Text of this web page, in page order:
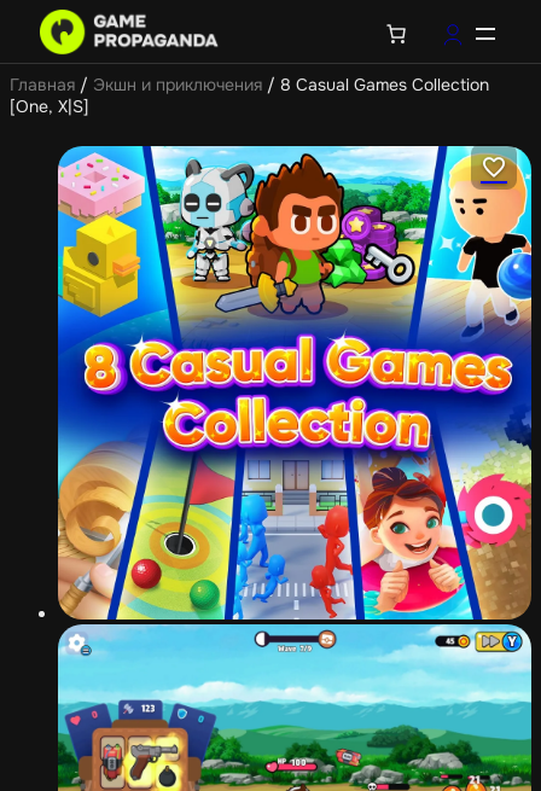
Главная / Экшн и приключения / 8 Casual Games Collection
[One, X|S]